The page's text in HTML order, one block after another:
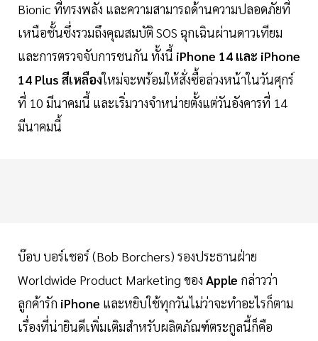
Bionic ที่ทรงพลัง และความสามารถด้านความปลอดภัยที่
เหนือชั้นซึ่งรวมถึงคุณสมบัติ SOS ฉุกเฉินผ่านดาวเทียม
และการตรวจจับการชนกัน ทั้งนี้ iPhone 14 และ iPhone
14 Plus สีเหลืองใหม่จะพร้อมให้สั่งซื้อล่วงหน้าในวันศุกร์
ที่ 10 มีนาคมนี้ และเริ่มวางจำหน่ายตั้งแต่วันอังคารที่ 14
มีนาคมนี้
บ๊อบ บอร์เชอร์ (Bob Borchers) รองประธานฝ่าย
Worldwide Product Marketing ของ Apple กล่าวว่า
ลูกค้ารัก iPhone และหยิบใช้ทุกวันไม่ว่าจะทำอะไรก็ตาม
เรื่องที่น่ายินดีเพิ่มเติมสำหรับผลิตภัณฑ์ตระกูลนี้ก็คือ